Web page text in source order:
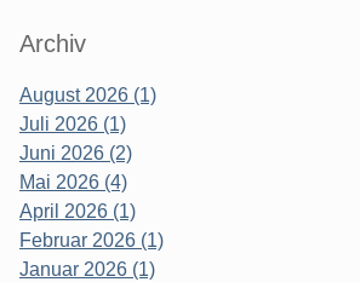
Archiv
August 2026 (1)
Juli 2026 (1)
Juni 2026 (2)
Mai 2026 (4)
April 2026 (1)
Februar 2026 (1)
Januar 2026 (1)